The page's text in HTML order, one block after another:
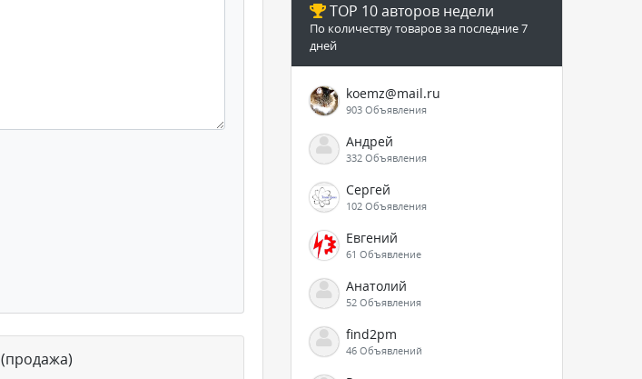
(продажа)
TOP 10 авторов недели
По количеству товаров за последние 7
дней
koemz@mail.ru
903 Объявления
Андрей
332 Объявления
Сергей
102 Объявления
Евгений
61 Объявление
Анатолий
52 Объявления
find2pm
46 Объявлений